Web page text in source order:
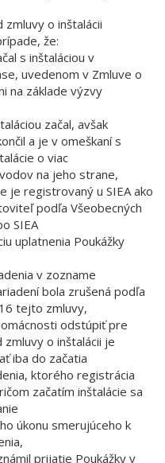
o inštalácii
že:
s inštaláciou v
uvedenom v Zmluve o
na základe výzvy
začal, avšak
a je v omeškaní s
o viac
na jeho strane,
je registrovaný u SIEA ako
podľa Všeobecných
SIEA
uplatnenia Poukážky
v zozname
bola zrušená podľa
tejto zmluvy,
odstúpiť pre
o inštalácii je
iba do začatia
ktorého registrácia
začatím inštalácie sa
úkonu smerujúceho k
prijatie Poukážky v